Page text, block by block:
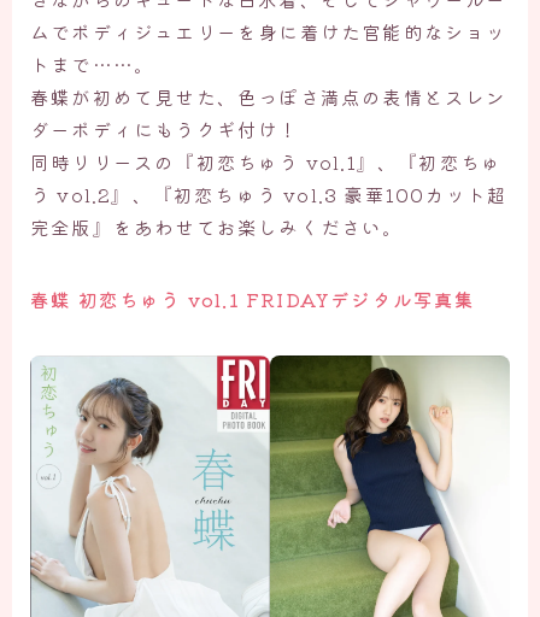
ムでボディジュエリーを身に着けた官能的なショッ
トまで……。
春蝶が初めて見せた、色っぽさ満点の表情とスレン
ダーボディにもうクギ付け！
同時リリースの『初恋ちゅう vol.1』、『初恋ちゅ
う vol.2』、『初恋ちゅう vol.3 豪華100カット超
完全版』をあわせてお楽しみください。
春蝶 初恋ちゅう vol.1 FRIDAYデジタル写真集